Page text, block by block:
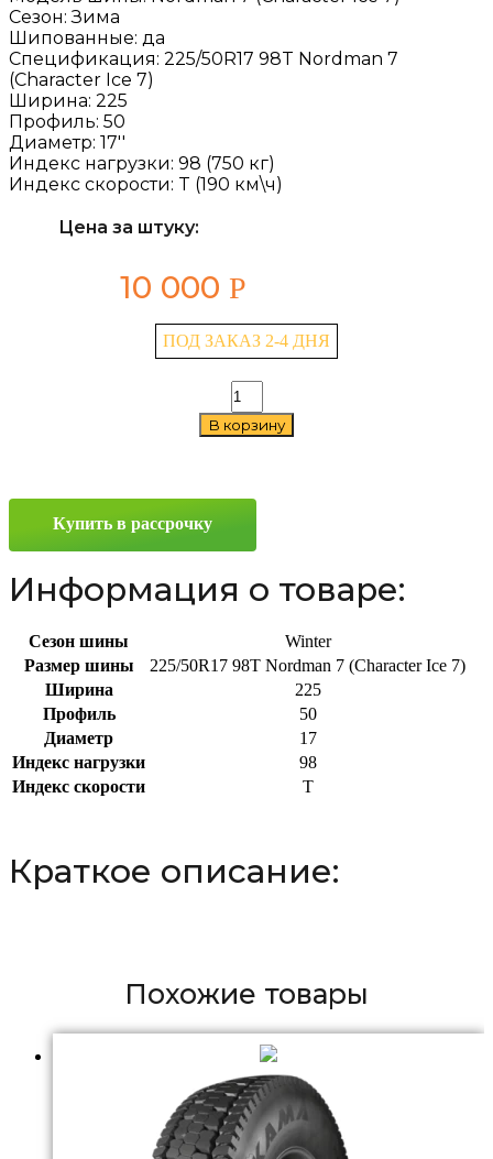
Сезон:Зима
Шипованные: да
Спецификация: 225/50R17 98T Nordman 7
(Character Ice 7)
Ширина: 225
Профиль: 50
Диаметр: 17''
Индекс нагрузки: 98 (750 кг)
Индекс скорости: T (190 км\ч)
Цена за штуку:
10 000 Р
ПОД ЗАКАЗ 2-4 ДНЯ
Количество
товара
Ikon
225/50
98T
В корзину
Купить в рассрочку
Информация о товаре:
Сезон шины
Winter
Размер шины
225/50R17 98T Nordman 7 (Character Ice 7)
Ширина
225
Профиль
50
Диаметр
17
Индекс нагрузки
98
Индекс скорости
T
Краткое описание:
Похожие товары